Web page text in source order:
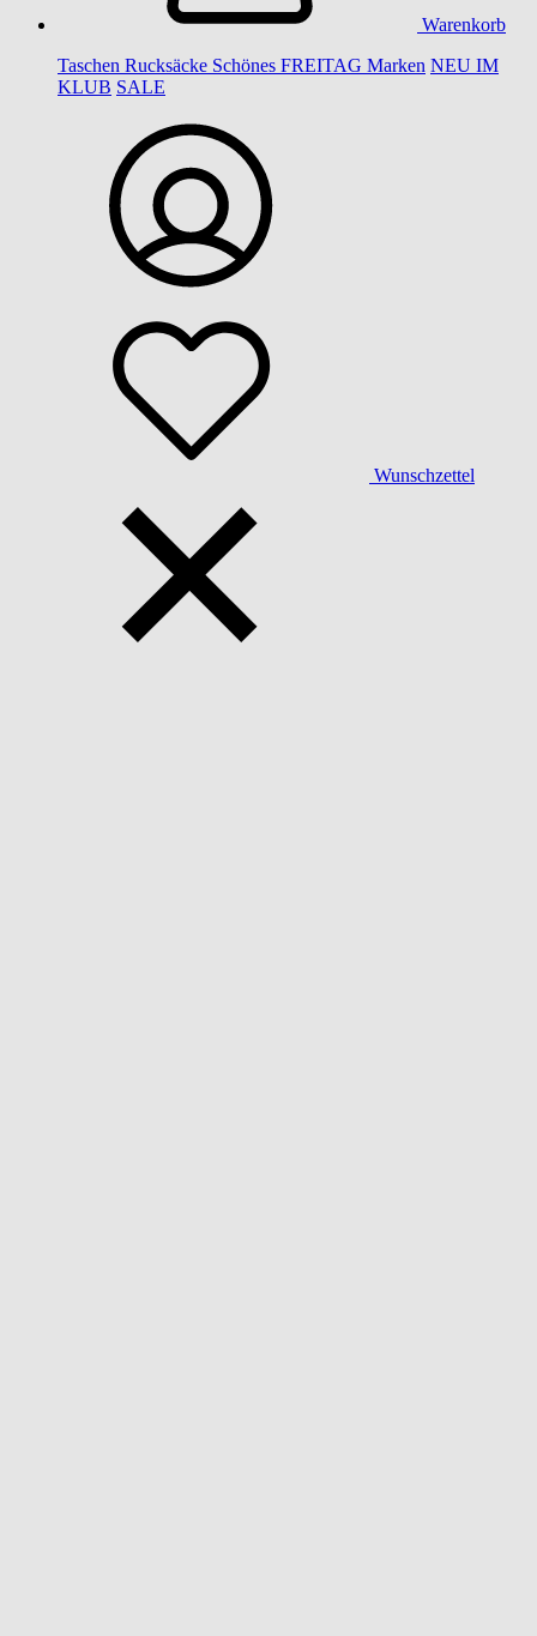
Warenkorb
Taschen Rucksäcke Schönes FREITAG Marken NEU IM
KLUB SALE
Wunschzettel